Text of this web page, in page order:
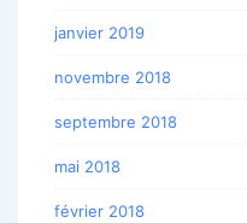
janvier 2019
novembre 2018
septembre 2018
mai 2018
février 2018